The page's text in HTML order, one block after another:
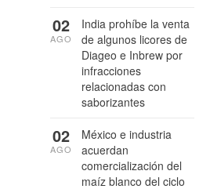
India prohíbe la venta
de algunos licores de
Diageo e Inbrew por
infracciones
relacionadas con
saborizantes
02
AGO
México e industria
acuerdan
comercialización del
maíz blanco del ciclo
02
AGO